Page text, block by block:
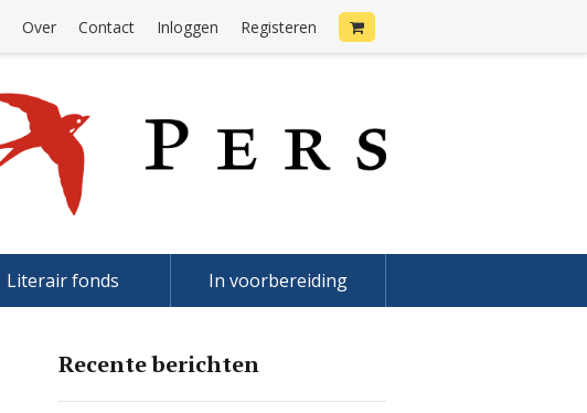
Over Contact Inloggen Registeren
Literair fonds In voorbereiding
Recente berichten